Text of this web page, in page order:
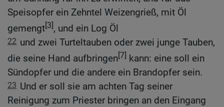
Speisopfer ein Zehntel Weizengrieß, mit Öl
gemengt[3], und ein Log Öl
22 und zwei Turteltauben oder zwei junge Tauben,
die seine Hand aufbringen[7] kann: eine soll ein
Sündopfer und die andere ein Brandopfer sein.
23 Und er soll sie am achten Tag seiner
Reinigung zum Priester bringen an den Eingang